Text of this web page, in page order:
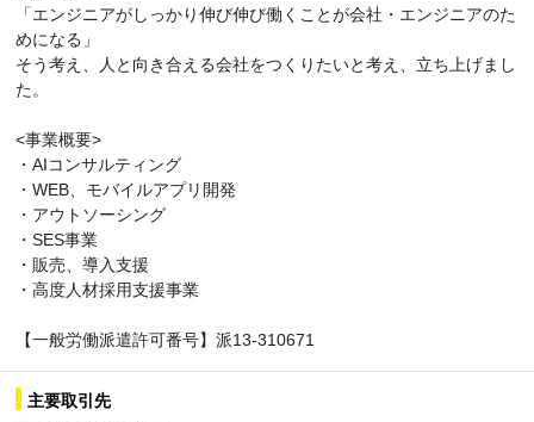
「エンジニアがしっかり伸び伸び働くことが会社・エンジニアのた
めになる」
そう考え、人と向き合える会社をつくりたいと考え、立ち上げまし
た。
<事業概要>
・AIコンサルティング
・WEB、モバイルアプリ開発
・アウトソーシング
・SES事業
・販売、導入支援
・高度人材採用支援事業
【一般労働派遣許可番号】派13-310671
主要取引先